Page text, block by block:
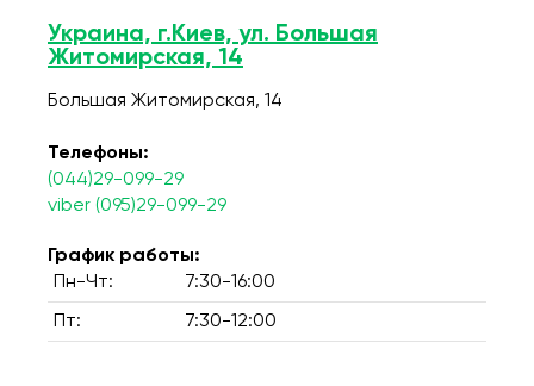
Украина, г.Киев, ул. Большая
Житомирская, 14
Большая Житомирская, 14
Телефоны:
(044)29-099-29
viber (095)29-099-29
График работы:
Пн-Чт:
7:30-16:00
Пт: 7:30-12:00